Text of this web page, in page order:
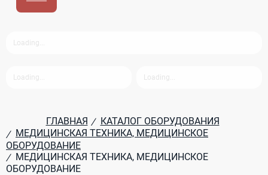
ГЛАВНАЯ / КАТАЛОГ ОБОРУДОВАНИЯ
/ МЕДИЦИНСКАЯ ТЕХНИКА, МЕДИЦИНСКОЕ
ОБОРУДОВАНИЕ
/ МЕДИЦИНСКАЯ ТЕХНИКА, МЕДИЦИНСКОЕ
ОБОРУДОВАНИЕ